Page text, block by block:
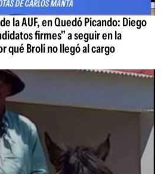
la AUF, en Quedó Picando: Diego
firmes" a seguir en la
qué Broli no llegó al cargo